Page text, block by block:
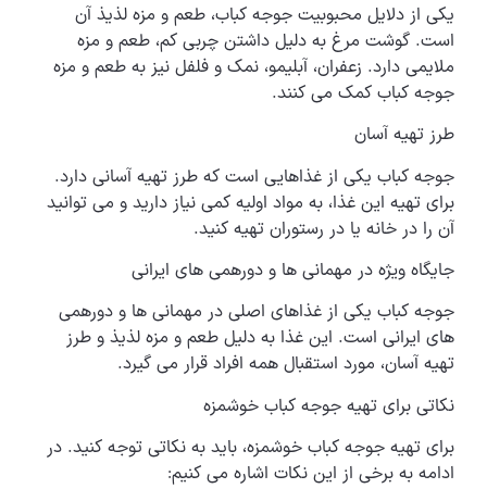
یکی از دلایل محبوبیت جوجه کباب، طعم و مزه لذیذ آن
است. گوشت مرغ به دلیل داشتن چربی کم، طعم و مزه
ملایمی دارد. زعفران، آبلیمو، نمک و فلفل نیز به طعم و مزه
جوجه کباب کمک می کنند.
طرز تهیه آسان
جوجه کباب یکی از غذاهایی است که طرز تهیه آسانی دارد.
برای تهیه این غذا، به مواد اولیه کمی نیاز دارید و می توانید
آن را در خانه یا در رستوران تهیه کنید.
جایگاه ویژه در مهمانی ها و دورهمی های ایرانی
جوجه کباب یکی از غذاهای اصلی در مهمانی ها و دورهمی
های ایرانی است. این غذا به دلیل طعم و مزه لذیذ و طرز
تهیه آسان، مورد استقبال همه افراد قرار می گیرد.
نکاتی برای تهیه جوجه کباب خوشمزه
برای تهیه جوجه کباب خوشمزه، باید به نکاتی توجه کنید. در
ادامه به برخی از این نکات اشاره می کنیم: